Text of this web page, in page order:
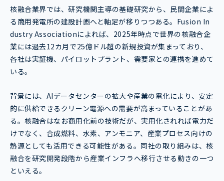
核融合業界では、研究機関主導の基礎研究から、民間企業によ
る商用発電所の建設計画へと軸足が移りつつある。Fusion In
dustry Associationによれば、2025年時点で世界の核融合企
業には過去12カ月で25億ドル超の新規投資が集まっており、
各社は実証機、パイロットプラント、需要家との連携を進めて
いる。
背景には、AIデータセンターの拡大や産業の電化により、安定
的に供給できるクリーン電源への需要が高まっていることがあ
る。核融合はなお商用化前の技術だが、実用化されれば電力だ
けでなく、合成燃料、水素、アンモニア、産業プロセス向けの
熱源としても活用できる可能性がある。同社の取り組みは、核
融合を研究開発段階から産業インフラへ移行させる動きの一つ
といえる。